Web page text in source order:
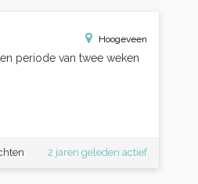
Hoogeveen
periode van twee weken
2 jaren geleden actief